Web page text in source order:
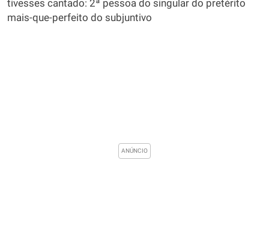
tivesses cantado: 2ª pessoa do singular do pretérito
mais-que-perfeito do subjuntivo